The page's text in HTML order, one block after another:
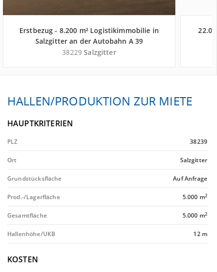
Erstbezug - 8.200 m² Logistikimmobilie in
Salzgitter an der Autobahn A 39
38229Salzgitter
HALLEN/PRODUKTION ZUR MIETE
HAUPTKRITERIEN
PLZ 38239
Ort Salzgitter
Grundstücksfläche Auf Anfrage
Prod.-/Lagerfläche 5.000 m2
Gesamtfläche 5.000 m2
Hallenhöhe/UKB 12 m
KOSTEN